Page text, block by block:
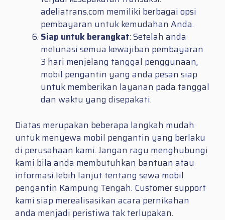
adeliatrans.com memiliki berbagai opsi
pembayaran untuk kemudahan Anda.
Siap untuk berangkat: Setelah anda
melunasi semua kewajiban pembayaran
3 hari menjelang tanggal penggunaan,
mobil pengantin yang anda pesan siap
untuk memberikan layanan pada tanggal
dan waktu yang disepakati.
Diatas merupakan beberapa langkah mudah
untuk menyewa mobil pengantin yang berlaku
di perusahaan kami. Jangan ragu menghubungi
kami bila anda membutuhkan bantuan atau
informasi lebih lanjut tentang sewa mobil
pengantin Kampung Tengah. Customer support
kami siap merealisasikan acara pernikahan
anda menjadi peristiwa tak terlupakan.